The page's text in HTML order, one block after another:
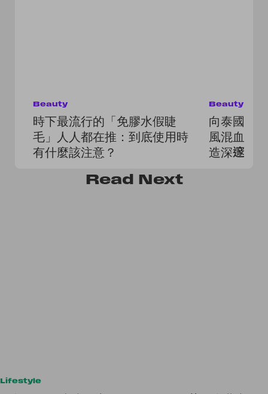
Beauty
時下最流行的「免膠水假睫
毛」人人都在推：到底使用時
有什麼該注意？
Beauty
向泰國女
風混血妝
造深邃輪
Read Next
Lifestyle